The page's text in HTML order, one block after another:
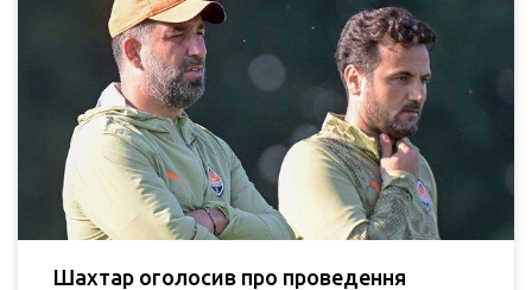
Шахтар оголосив про проведення